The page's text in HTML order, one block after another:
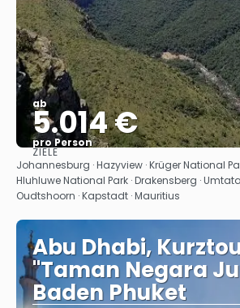
ab
5.014 €
pro Person
Sehen
ZIELE
Johannesburg · Hazyview · Krüger National
Hluhluwe National Park · Drakensberg · Umtata
Oudtshoorn · Kapstadt · Mauritius
Abu Dhabi,
"Taman Negara
Baden Phuket